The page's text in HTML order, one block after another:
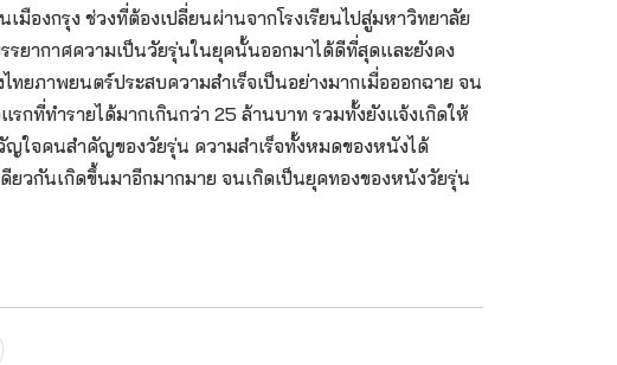
มืองกรุง ช่วงที่ต้องเปลี่ยนผ่านจากโรงเรียนไปสู่มหาวิทยาลัย
รยากาศความเป็นวัยรุ่นในยุคนั้นออกมาได้ดีที่สุดและยังคง
ทยภาพยนตร์ประสบความสำเร็จเป็นอย่างมากเมื่อออกฉาย จน
รกที่ทำรายได้มากเกินกว่า 25 ล้านบาท รวมทั้งยังแจ้งเกิดให้
ใจคนสำคัญของวัยรุ่น ความสำเร็จทั้งหมดของหนังได้
ยวกันเกิดขึ้นมาอีกมากมาย จนเกิดเป็นยุคทองของหนังวัยรุ่น